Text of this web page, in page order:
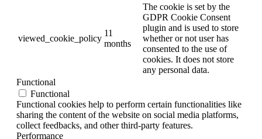
viewed_cookie_policy
11
months
The cookie is set by the
GDPR Cookie Consent
plugin and is used to store
whether or not user has
consented to the use of
cookies. It does not store
any personal data.
Functional
Functional
Functional cookies help to perform certain functionalities like
sharing the content of the website on social media platforms,
collect feedbacks, and other third-party features.
Performance